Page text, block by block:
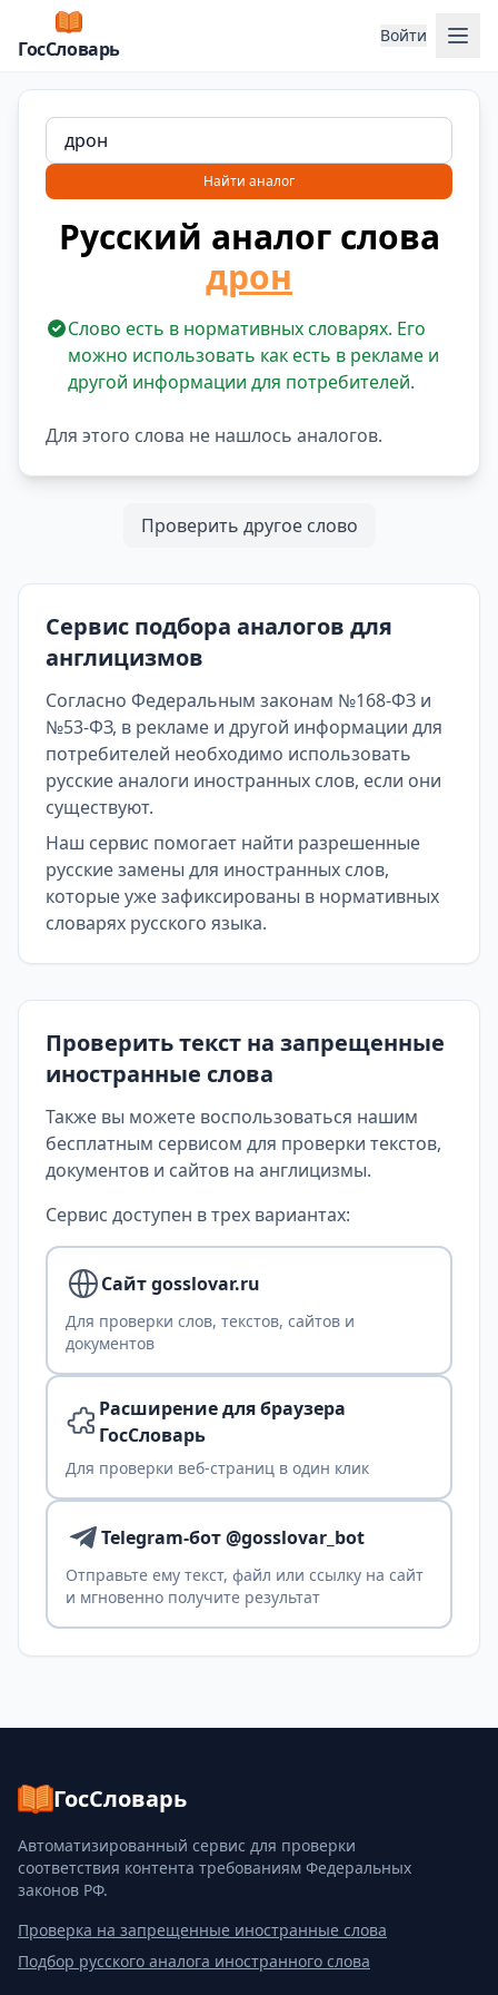
ГосСловарь
Войти
Найти аналог
Русский аналог слова
дрон
Слово есть в нормативных словарях. Его
можно использовать как есть в рекламе и
другой информации для потребителей.
Для этого слова не нашлось аналогов.
Проверить другое слово
Сервис подбора аналогов для
англицизмов
Согласно Федеральным законам №168-ФЗ и
№53-ФЗ, в рекламе и другой информации для
потребителей необходимо использовать
русские аналоги иностранных слов, если они
существуют.
Наш сервис помогает найти разрешенные
русские замены для иностранных слов,
которые уже зафиксированы в нормативных
словарях русского языка.
Проверить текст на запрещенные
иностранные слова
Также вы можете воспользоваться нашим
бесплатным сервисом для проверки текстов,
документов и сайтов на англицизмы.
Сервис доступен в трех вариантах:
Сайт gosslovar.ru
Для проверки слов, текстов, сайтов и
документов
Расширение для браузера
ГосСловарь
Для проверки веб-страниц в один клик
Telegram-бот @gosslovar_bot
Отправьте ему текст, файл или ссылку на сайт
и мгновенно получите результат
ГосСловарь
Автоматизированный сервис для проверки
соответствия контента требованиям Федеральных
законов РФ.
Проверка на запрещенные иностранные слова
Подбор русского аналога иностранного слова